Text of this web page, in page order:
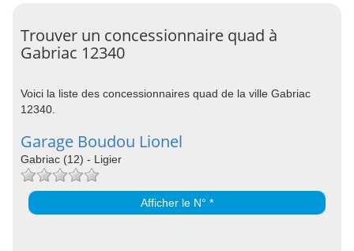
Trouver un concessionnaire quad à
Gabriac 12340
Voici la liste des concessionnaires quad de la ville Gabriac
12340.
Garage Boudou Lionel
Gabriac (12) - Ligier
Afficher le N° *